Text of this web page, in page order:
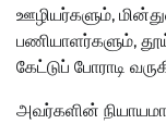
ஊழியர்களும்,
பணியாளர்களும்,
கேட்டுப் போராடி
அவர்களின்